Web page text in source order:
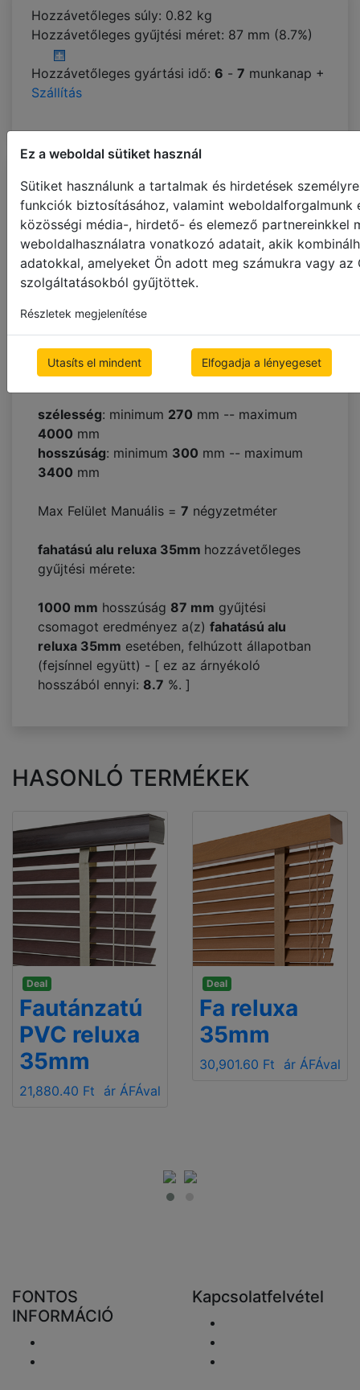
Ez a weboldal sütiket használ
Sütiket használunk a tartalmak és hirdetések
funkciók biztosításához, valamint weboldalforgalmunk
közösségi média-, hirdető- és elemező partnereinkkel
weboldalhasználatra vonatkozó adatait, akik
adatokkal, amelyeket Ön adott meg számukra vagy az
szolgáltatásokból gyűjtöttek.
Részletek megjelenítése
Utasíts el mindent Elfogadja a lényegeset
Hozzávetőleges súly: 0.82 kg
Hozzávetőleges gyűjtési méret: 87 mm (8.7%)
Hozzávetőleges gyártási idő: 6 - 7 munkanap +
Szállítás
TERMÉKJELLEMZŐK
FELSZERELÉS
MÉRETVÉTEL
RENDELKEZÉSRE ÁLLÓ SZÍNEK
A(z)fahatású alu reluxa 35mm
hozzávetőleges gyártási ideje:
munkanap. + Szállítás 2-4 nap, ld.
fahatású alu reluxa 35mmmin/max méretei:
szélesség: minimum 270 mm -- maximum
4000 mm
hosszúság: minimum 300 mm -- maximum
3400 mm
Max Felület Manuális = 7 négyzetméter
fahatású alu reluxa 35mm hozzávetőleges
gyűjtési mérete:
1000 mm hosszúság 87 mm gyűjtési
csomagot eredményez a(z) fahatású alu
reluxa 35mm esetében, felhúzott állapotban
(fejsínnel együtt) - [ ez az árnyékoló
hosszából ennyi: 8.7 %. ]
HASONLÓ TERMÉKEK
Deal
Fautánzatú
PVC reluxa
35mm
21,880.40 Ft ár ÁFÁval
Deal
Fa reluxa
35mm
30,901.60 Ft ár ÁFÁval
FONTOS
INFORMÁCIÓ
Kapcsolatfelvétel